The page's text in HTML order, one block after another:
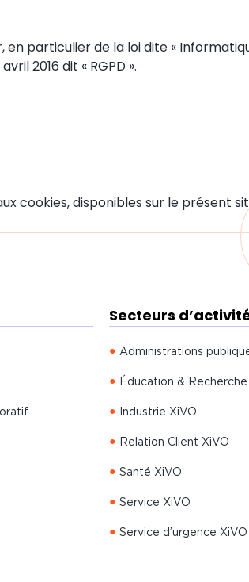
particulier de la loi dite «
2016 dit « RGPD ».
cookies, disponibles sur le présent
Secteurs
Administrations
Éducation & Recherche
Industrie XiVO
Relation Client XiVO
Santé XiVO
Service XiVO
Service d’urgence XiVO